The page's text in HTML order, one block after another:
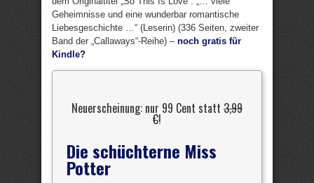
Geheimnisse und eine wunderbar romantische
Liebesgeschichte …“ (Leserin) (336 Seiten, zweiter
Band der „Callaways“-Reihe) – noch gratis für
Kindle?
Neuerscheinung: nur 99 Cent statt 3,99
€!
Die schüchterne Miss
Potter